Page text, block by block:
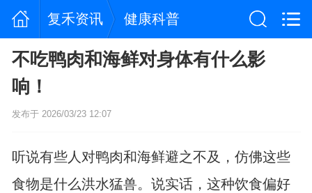
复禾资讯 健康科普
不吃鸭肉和海鲜对身体有什么影
响！
发布于 2026/03/23 12:07
听说有些人对鸭肉和海鲜避之不及，仿佛这些
食物是什么洪水猛兽。说实话，这种饮食偏好